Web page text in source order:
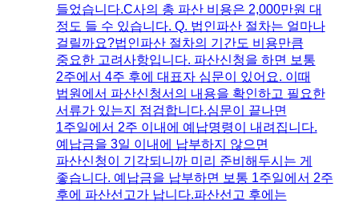
들었습니다.​C사의 총 파산 비용은 2,000만원 대
정도 들 수 있습니다. ​Q. 법인파산 절차는 얼마나
걸릴까요?법인파산 절차의 기간도 비용만큼
중요한 고려사항입니다. ​파산신청을 하면 보통
2주에서 4주 후에 대표자 심문이 있어요. 이때
법원에서 파산신청서의 내용을 확인하고 필요한
서류가 있는지 점검합니다.​심문이 끝나면
1주일에서 2주 이내에 예납명령이 내려집니다.
예납금을 3일 이내에 납부하지 않으면
파산신청이 기각되니까 미리 준비해두시는 게
좋습니다. ​예납금을 납부하면 보통 1주일에서 2주
후에 파산선고가 납니다.​파산선고 후에는